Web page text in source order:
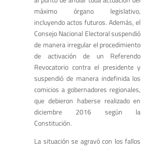
máximo órgano legislativo,
incluyendo actos futuros. Además, el
Consejo Nacional Electoral suspendió
de manera irregular el procedimiento
de activación de un Referendo
Revocatorio contra el presidente y
suspendió de manera indefinida los
comicios a gobernadores regionales,
que debieron haberse realizado en
diciembre 2016 según la
Constitución.
La situación se agravó con los fallos